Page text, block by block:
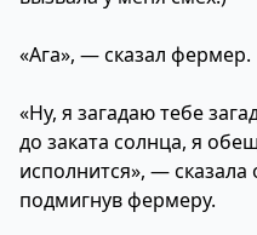
«Ага», — сказал фермер.
«Ну, я загадаю тебе
до заката солнца, я
исполнится», —
подмигнув фермеру.